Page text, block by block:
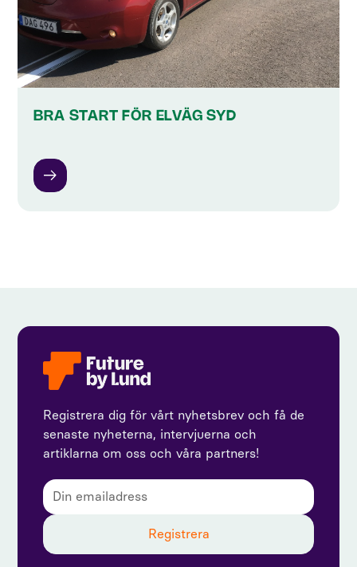
BRA START FÖR ELVÄG SYD
Registrera dig för vårt nyhetsbrev och få de
senaste nyheterna, intervjuerna och
artiklarna om oss och våra partners!